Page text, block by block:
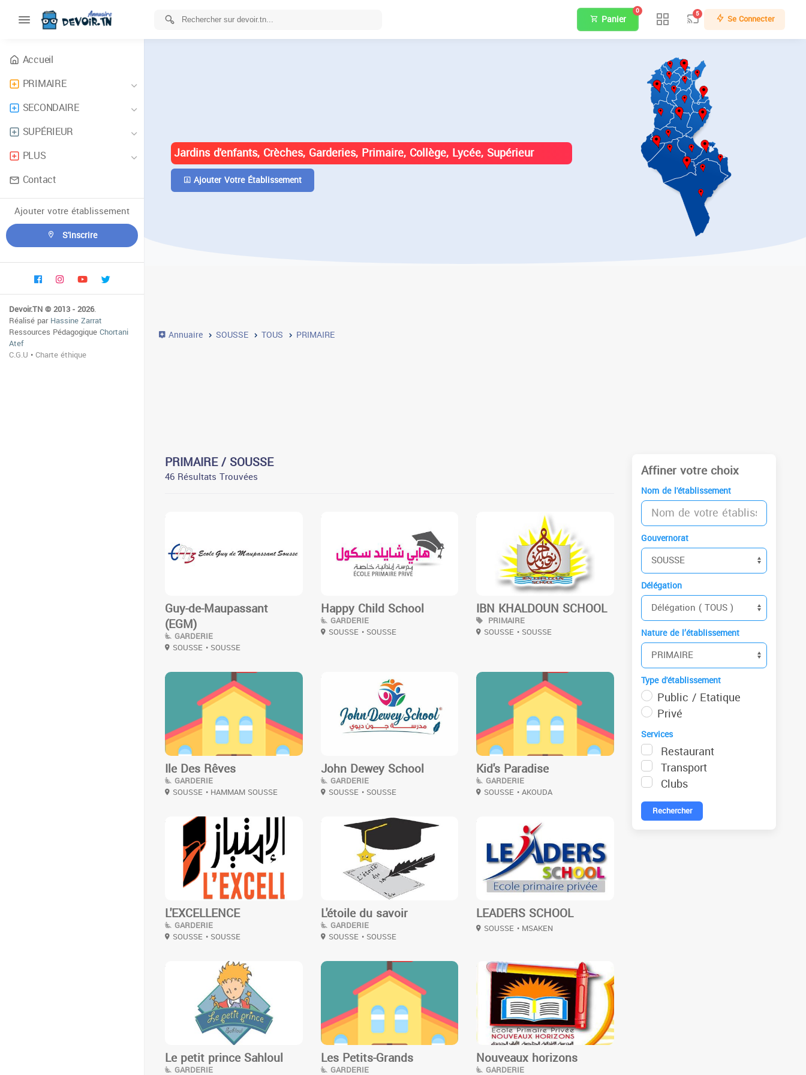
Accueil
PRIMAIRE
SECONDAIRE
SUPÉRIEUR
PLUS
Contact
Ajouter votre établissement
S'inscrire
Devoir.TN © 2013 - 2026.
Réalisé parHassine Zarrat
Ressources PédagogiqueChortani
Atef
C.G.U •Charte éthique
Panier
0 5 Se Connecter
Jardins d'enfants, Crèches, Garderies, Primaire, Collège, Lycée, Supérieur
Ajouter Votre Établissement
Annuaire SOUSSE TOUS PRIMAIRE
PRIMAIRE / SOUSSE
46 Résultats Trouvées
Guy-de-Maupassant
(EGM)
GARDERIE
SOUSSE • SOUSSE
Happy Child School
GARDERIE
SOUSSE • SOUSSE
IBN KHALDOUN SCHOOL
PRIMAIRE
SOUSSE • SOUSSE
Ile Des Rêves
GARDERIE
SOUSSE • HAMMAM SOUSSE
John Dewey School
GARDERIE
SOUSSE • SOUSSE
Kid's Paradise
GARDERIE
SOUSSE • AKOUDA
L'EXCELLENCE
GARDERIE
SOUSSE • SOUSSE
L'étoile du savoir
GARDERIE
SOUSSE • SOUSSE
LEADERS SCHOOL
SOUSSE • MSAKEN
Le petit prince Sahloul
GARDERIE
Les Petits-Grands
GARDERIE
3
Nouveaux horizons
GARDERIE
Affiner votre choix
Nom de l'établissement
Gouvernorat
Délégation
Nature de l’établissement
Type d'établissement
Public / Etatique
Privé
Services
Restaurant
Transport
Clubs
Rechercher